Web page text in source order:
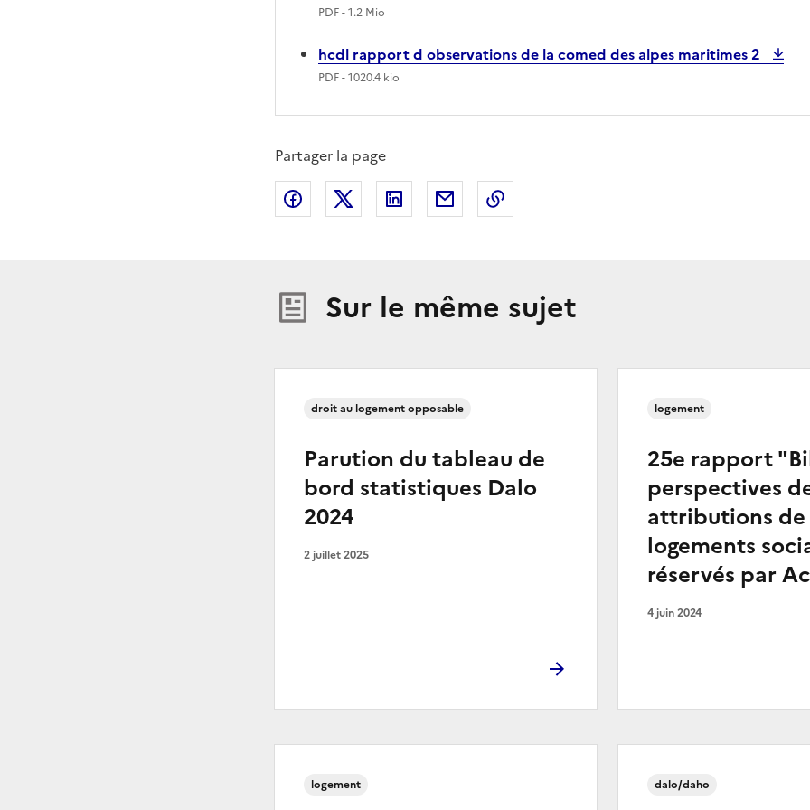
PDF- 1.2 Mio
hcdl rapport d observations de la comed des alpes maritimes 2
PDF- 1020.4 kio
Partager la page
Partager sur Facebook
Partager sur XPartager sur LinkedIn
Partager par email
Sur le même sujet
Parution du tableau de
bord statistiques Dalo
2024
droit au logement opposable
2 juillet 2025
25e rapport
perspectives
attributions de
logements
réservés par
logement
4 juin 2024
logement dalo/daho